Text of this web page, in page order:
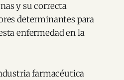
y su correcta
determinantes para
enfermedad en la
farmacéutica